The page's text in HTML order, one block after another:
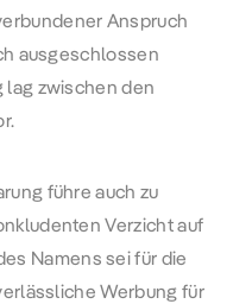
Anspruch
ausgeschlossen
lag zwischen den
führe auch zu
Verzicht auf
Namens sei für die
Werbung für